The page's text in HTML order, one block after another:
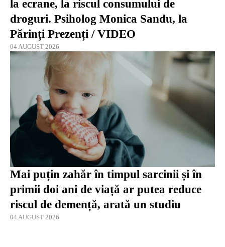
la ecrane, la riscul consumului de
droguri. Psiholog Monica Sandu, la
Părinți Prezenți / VIDEO
04 AUGUST 2026
Mai puțin zahăr în timpul sarcinii și în
primii doi ani de viață ar putea reduce
riscul de demență, arată un studiu
04 AUGUST 2026